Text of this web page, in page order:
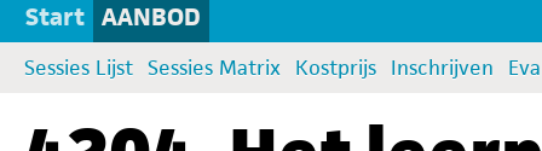
Start AANBOD
Sessies Lijst Sessies Matrix Kostprijs Inschrijven